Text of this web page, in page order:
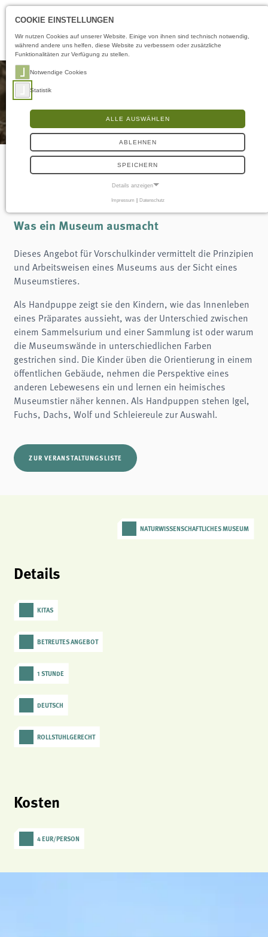
Öffnungszeiten
Museumstiere erzählen
Was ein Museum ausmacht
Dieses Angebot für Vorschulkinder vermittelt die Prinzipien
und Arbeitsweisen eines Museums aus der Sicht eines
Museumstieres.
Als Handpuppe zeigt sie den Kindern, wie das Innenleben
eines Präparates aussieht, was der Unterschied zwischen
einem Sammelsurium und einer Sammlung ist oder warum
die Museumswände in unterschiedlichen Farben
gestrichen sind. Die Kinder üben die Orientierung in einem
öffentlichen Gebäude, nehmen die Perspektive eines
anderen Lebewesens ein und lernen ein heimisches
Museumstier näher kennen. Als Handpuppen stehen Igel,
Fuchs, Dachs, Wolf und Schleiereule zur Auswahl.
ZUR VERANSTALTUNGSLISTE
NATURWISSENSCHAFTLICHES MUSEUM
Details
KITAS
BETREUTES ANGEBOT
1 STUNDE
DEUTSCH
ROLLSTUHLGERECHT
Kosten
4 EUR/PERSON
COOKIE EINSTELLUNGEN
Wir nutzen Cookies auf unserer Website. Einige von ihnen sind technisch notwendig,
während andere uns helfen, diese Website zu verbessern oder zusätzliche
Funktionalitäten zur Verfügung zu stellen.
Notwendige Cookies
Statistik
ALLE AUSWÄHLEN
ABLEHNEN
SPEICHERN
Details anzeigen
einwandfreie Funktion der Website erforderlich.
Name:
fe_typo3_user
naturwissenschaftliches-museum.de
Login
Session
Einverständnis-Cookie
cookie_consent
Dieser Cookie speichert die ausgewählten Einverständnis-Optionen des Benutzers
1 Jahr
verbessern. Es werden keine Cookies gespeichert.
Matomo
Impressum | Datenschutz